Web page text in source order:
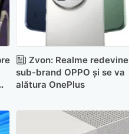
Zvon: Realme redevine
sub-brand OPPO și se va
alătura OnePlus